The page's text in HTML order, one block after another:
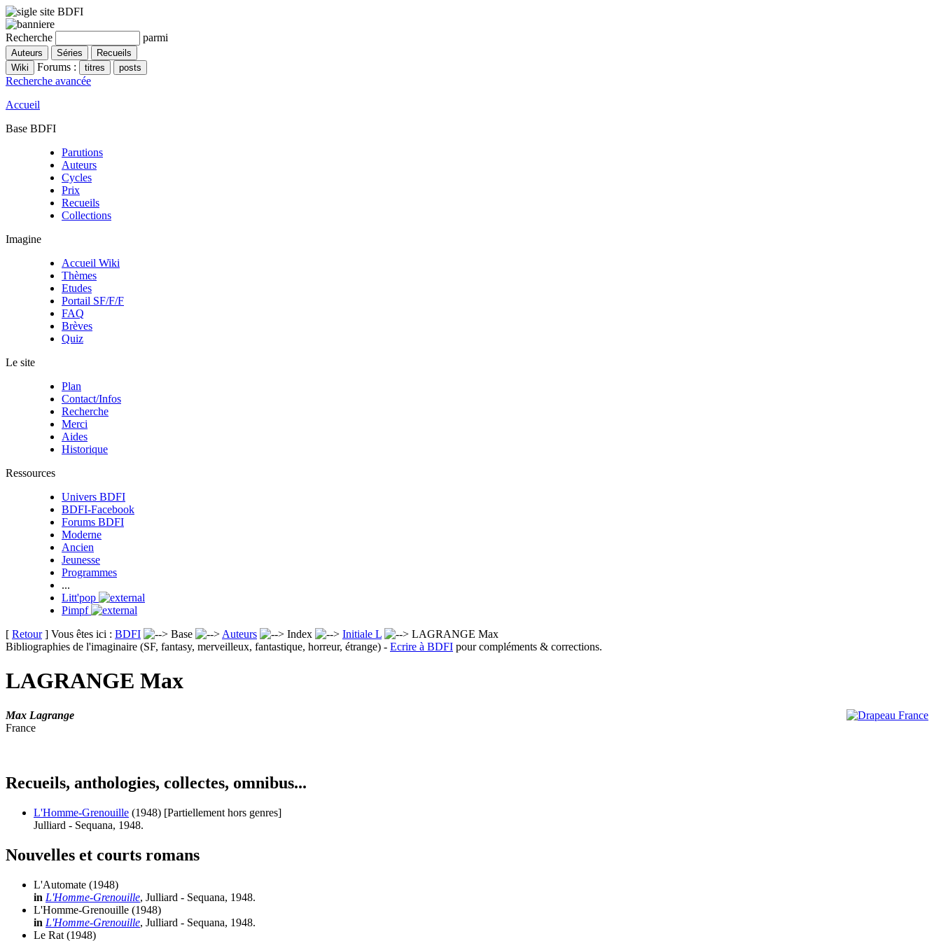
Recherche parmi
Forums :
Recherche avancée
Accueil
Base BDFI
Parutions
Auteurs
Cycles
Prix
Recueils
Collections
Imagine
Accueil Wiki
Thèmes
Etudes
Portail SF/F/F
FAQ
Brèves
Quiz
Le site
Plan
Contact/Infos
Recherche
Merci
Aides
Historique
Ressources
Univers BDFI
BDFI-Facebook
Forums BDFI
Moderne
Ancien
Jeunesse
Programmes
...
Litt'pop
Pimpf
[ Retour] Vous êtes ici : BDFI Base Auteurs Index Initiale L
LAGRANGE Max
Bibliographies de l'imaginaire (SF, fantasy, merveilleux, fantastique, horreur, étrange) - Ecrire à BDFI pour compléments & corrections.
LAGRANGE Max
Max Lagrange
France
Recueils, anthologies, collectes, omnibus...
L'Homme-Grenouille (1948) [Partiellement hors genres]
Julliard - Sequana, 1948.
Nouvelles et courts romans
L'Automate (1948)
in L'Homme-Grenouille, Julliard - Sequana, 1948.
L'Homme-Grenouille (1948)
in L'Homme-Grenouille, Julliard - Sequana, 1948.
Le Rat (1948)